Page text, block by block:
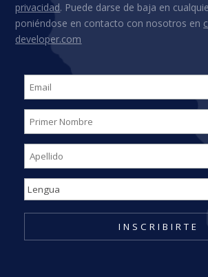
privacidad. Puede darse de baja en
poniéndose en contacto con nosotros en
developer.com